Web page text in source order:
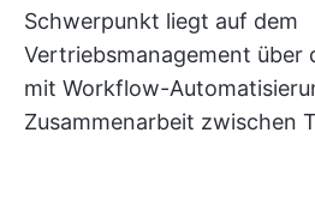
Schwerpunkt liegt auf dem
Vertriebsmanagement über
mit Workflow-
Zusammenarbeit zwischen